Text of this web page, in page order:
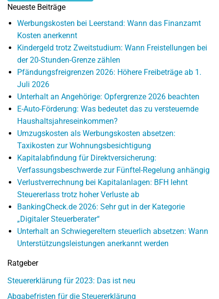
Neueste Beiträge
Werbungskosten bei Leerstand: Wann das Finanzamt
Kosten anerkennt
Kindergeld trotz Zweitstudium: Wann Freistellungen bei
der 20-Stunden-Grenze zählen
Pfändungsfreigrenzen 2026: Höhere Freibeträge ab 1.
Juli 2026
Unterhalt an Angehörige: Opfergrenze 2026 beachten
E-Auto-Förderung: Was bedeutet das zu versteuernde
Haushaltsjahreseinkommen?
Umzugskosten als Werbungskosten absetzen:
Taxikosten zur Wohnungsbesichtigung
Kapitalabfindung für Direktversicherung:
Verfassungsbeschwerde zur Fünftel-Regelung anhängig
Verlustverrechnung bei Kapitalanlagen: BFH lehnt
Steuererlass trotz hoher Verluste ab
BankingCheck.de 2026: Sehr gut in der Kategorie
„Digitaler Steuerberater“
Unterhalt an Schwiegereltern steuerlich absetzen: Wann
Unterstützungsleistungen anerkannt werden
Ratgeber
Steuererklärung für 2023: Das ist neu
Abgabefristen für die Steuererklärung